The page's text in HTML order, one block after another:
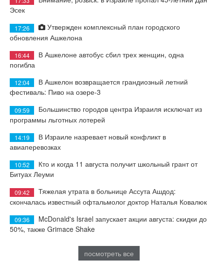
Эсек
17:26
Утвержден комплексный план городского
обновления Ашкелона
16:44
В Ашкелоне автобус сбил трех женщин, одна
погибла
12:04
В Ашкелон возвращается грандиозный летний
фестиваль: Пиво на озере-3
09:59
Большинство городов центра Израиля исключат из
программы льготных лотерей
14:19
В Израиле назревает новый конфликт в
авиаперевозках
10:52
Кто и когда 11 августа получит школьный грант от
Битуах Леуми
09:42
Тяжелая утрата в больнице Ассута Ашдод:
скончалась известный офтальмолог доктор Наталья Ковалюк
09:36
McDonald's Israel запускает акции августа: скидки до
50%, также Grimace Shake
посмотреть все